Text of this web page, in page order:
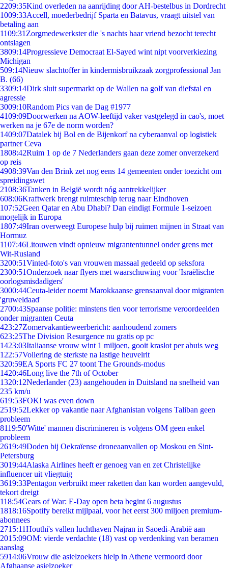
2209:35Kind overleden na aanrijding door AH-bestelbus in Dordrecht
1009:33Accell, moederbedrijf Sparta en Batavus, vraagt uitstel van
betaling aan
1109:31 Zorgmedewerkster die 's nachts haar vriend bezocht terecht
ontslagen
3809:14Progressieve Democraat El-Sayed wint nipt voorverkiezing
Michigan
509:14Nieuw slachtoffer in kindermisbruikzaak zorgprofessional Jan
B. (66)
3309:14Dirk sluit supermarkt op de Wallen na golf van diefstal en
agressie
3009:10Random Pics van de Dag #1977
4109:09Doorwerken na AOW-leeftijd vaker vastgelegd in cao's, moet
werken na je 67e de norm worden?
1409:07Datalek bij Bol en de Bijenkorf na cyberaanval op logistiek
partner Ceva
1808:42Ruim 1 op de 7 Nederlanders gaan deze zomer onverzekerd
op reis
4908:39Van den Brink zet nog eens 14 gemeenten onder toezicht om
spreidingswet
2108:36Tanken in België wordt nóg aantrekkelijker
608:06Kraftwerk brengt ruimteschip terug naar Eindhoven
107:52Geen Qatar en Abu Dhabi? Dan eindigt Formule 1-seizoen
mogelijk in Europa
1807:49Iran overweegt Europese hulp bij ruimen mijnen in Straat van
Hormuz
1107:46Litouwen vindt opnieuw migrantentunnel onder grens met
Wit-Rusland
3200:51Vinted-foto's van vrouwen massaal gedeeld op seksfora
2300:51Onderzoek naar flyers met waarschuwing voor 'Israëlische
oorlogsmisdadigers'
3000:44Ceuta-leider noemt Marokkaanse grensaanval door migranten
'gruweldaad'
2700:43Spaanse politie: minstens tien voor terrorisme veroordeelden
onder migranten Ceuta
423:27Zomervakantieweerbericht: aanhoudend zomers
623:25The Division Resurgence nu gratis op pc
1423:03Italiaanse vrouw wint 1 miljoen, gooit kraslot per abuis weg
1 22:57Vollering de sterkste na lastige heuvelrit
320:59EA Sports FC 27 toont The Grounds-modus
1420:46Long live the 7th of October
1320:12Nederlander (23) aangehouden in Duitsland na snelheid van
235 km/u
619:53FOK! was even down
2519:52Lekker op vakantie naar Afghanistan volgens Taliban geen
probleem
8119:50'Witte' mannen discrimineren is volgens OM geen enkel
probleem
2619:49Doden bij Oekraïense droneaanvallen op Moskou en Sint-
Petersburg
3019:44Alaska Airlines heeft er genoeg van en zet Christelijke
influencer uit vliegtuig
3619:33Pentagon verbruikt meer raketten dan kan worden aangevuld,
tekort dreigt
118:54Gears of War: E-Day open beta begint 6 augustus
1818:16Spotify bereikt mijlpaal, voor het eerst 300 miljoen premium-
abonnees
2715:11Houthi's vallen luchthaven Najran in Saoedi-Arabië aan
2015:09OM: vierde verdachte (18) vast op verdenking van beramen
aanslag
5914:06Vrouw die asielzoekers hielp in Athene vermoord door
Afghaanse asielzoeker